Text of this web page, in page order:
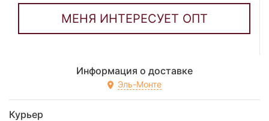
Информация о доставке
Эль-Монте
Курьер